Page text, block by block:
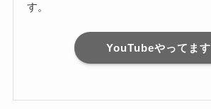
す。
YouTubeやってます